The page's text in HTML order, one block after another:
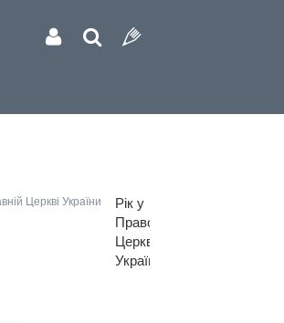
Рік у
Православній
Церкві
України